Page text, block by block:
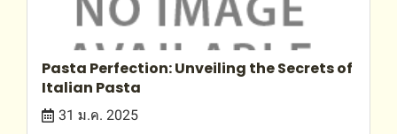
Pasta Perfection: Unveiling the Secrets of
Italian Pasta
31 ม.ค. 2025